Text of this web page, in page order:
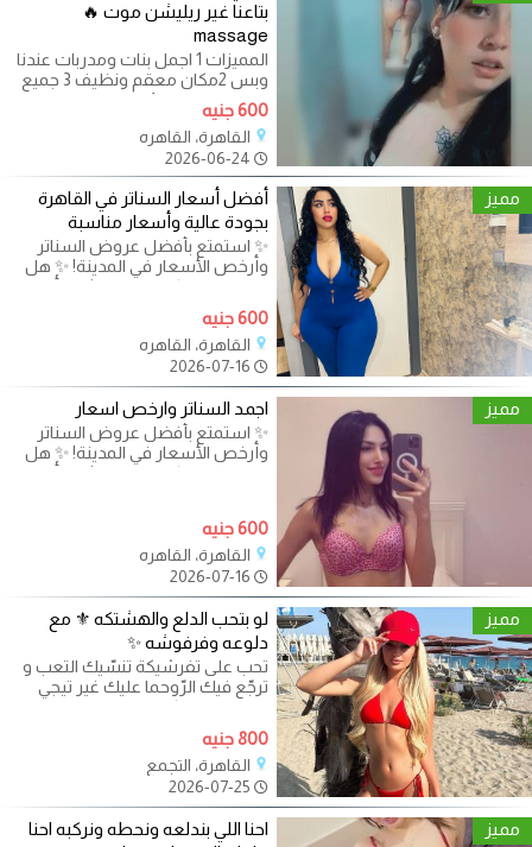
بتاعنا غير ريليشن موت 🔥
massage
المميزات 1 اجمل بنات ومدربات عندنا
وبس 2مكان معقم ونظيف 3 جميع
الجلسات متاحه 4 الدفع بعد الاختيار
600 جنيه
القاهرة، القاهره
مميز
أفضل أسعار السناتر في القاهرة
بجودة عالية وأسعار مناسبة
✨ استمتع بأفضل عروض السناتر
وأرخص الأسعار في المدينة! ✨ هل
تبحث عن مركز تدريب موثوق بأسعار
600 جنيه
القاهرة، القاهره
مميز اجمد السناتر وارخص اسعار
✨ استمتع بأفضل عروض السناتر
وأرخص الأسعار في المدينة! ✨ هل
تبحث عن مركز تدريب موثوق بأسعار
600 جنيه
القاهرة، القاهره
مميز
لو بتحب الدلع والهشتكه ⚜️ مع
دلوعه وفرفوشه ✨
تحب على تفرشيكة تنسّيك التعب و
ترجّع فيك الرّوحما عليك غير تيجي
بحذانا عندنا ليكم اوفر جنان
800 جنيه
القاهرة، التجمع
مميز
احنا اللي بندلعه ونحطه ونركبه احنا